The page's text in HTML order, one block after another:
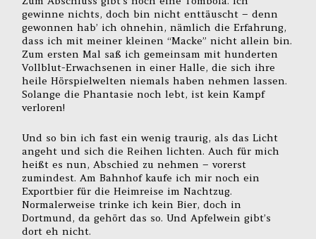
gewinne nichts, doch bin nicht enttäuscht – denn
gewonnen hab’ ich ohnehin, nämlich die Erfahrung,
dass ich mit meiner kleinen “Macke” nicht allein bin.
Zum ersten Mal saß ich gemeinsam mit hunderten
Vollblut-Erwachsenen in einer Halle, die sich ihre
heile Hörspielwelten niemals haben nehmen lassen.
Solange die Phantasie noch lebt, ist kein Kampf
verloren!
Und so bin ich fast ein wenig traurig, als das Licht
angeht und sich die Reihen lichten. Auch für mich
heißt es nun, Abschied zu nehmen – vorerst
zumindest. Am Bahnhof kaufe ich mir noch ein
Exportbier für die Heimreise im Nachtzug.
Normalerweise trinke ich kein Bier, doch in
Dortmund, da gehört das so. Und Apfelwein gibt’s
dort eh nicht.